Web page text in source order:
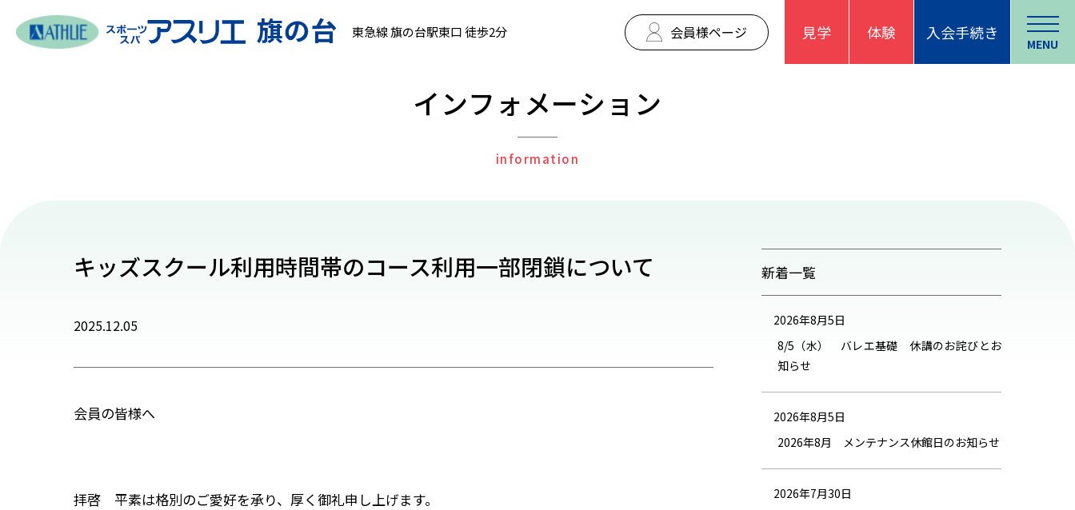
東急線 旗の台駅東口 徒歩2分 会員様ページ 見学 体験 入会手続き
MENU
インフォメーション
information
キッズスクール利用時間帯のコース利用一部閉鎖について
2025.12.05
会員の皆様へ
拝啓 平素は格別のご愛好を承り、厚く御礼申し上げます。
新着一覧
2026年8月5日
8/5（水） バレエ基礎 休講のお詫びとお
知らせ
2026年8月5日
2026年8月 メンテナンス休館日のお知らせ
2026年7月30日